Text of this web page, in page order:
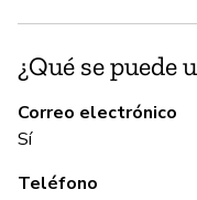
¿Qué se puede
Correo electrónico
Sí
Teléfono